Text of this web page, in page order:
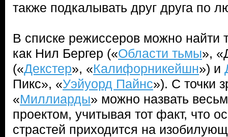
также подкалывать друг друга по
В списке режиссеров можно найти
как Нил Бергер («Области тьмы»,
(«Декстер», «Калифорникейшн») и
Пикс», «Уэйуорд Пайнс»). С точки
«Миллиарды» можно назвать
проектом, учитывая тот факт, что
страстей приходится на